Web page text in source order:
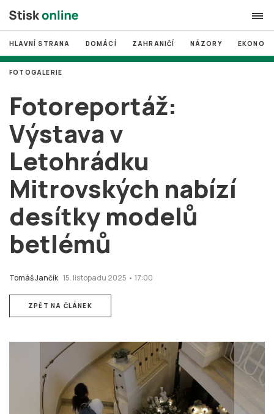
search
# MUNI
# Brno
# volby
PŘIHLÁSIT SE
Zapomněli jste heslo?
HLAVNÍ STRANA DOMÁCÍ ZAHRANIČÍ NÁZORY
Fotoreportáž:
Výstava v
Letohrádku
Mitrovských nabízí
desítky modelů
betlémů
Tomáš Jančík 15. listopadu 2025 • 17:00
FOTOGALERIE
ZPĚT NA ČLÁNEK